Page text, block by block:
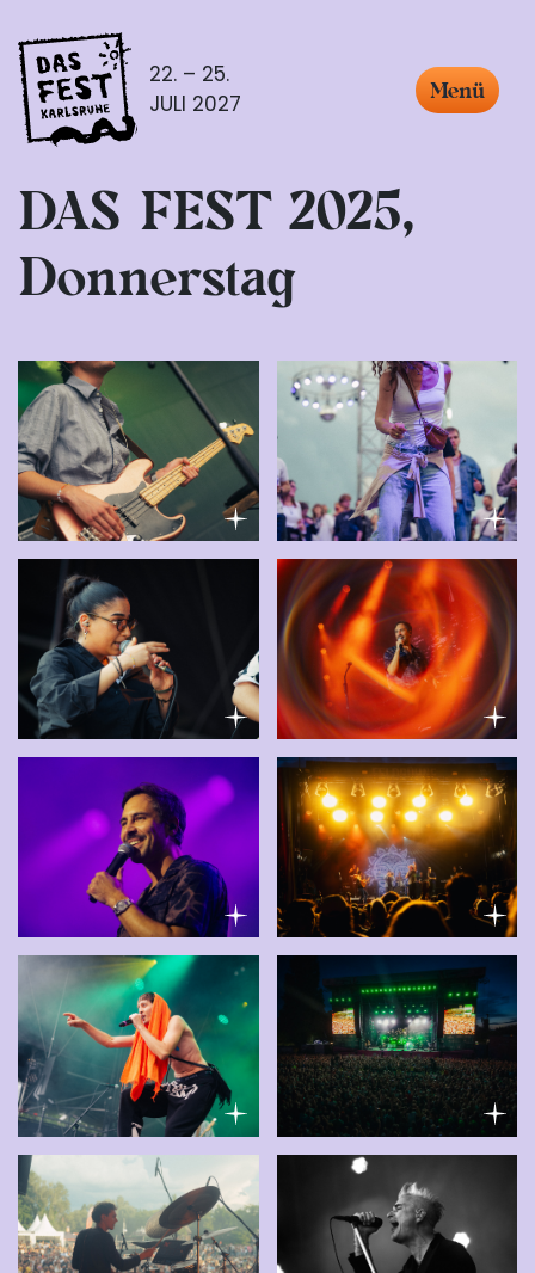
22. – 25.
JULI 2027
Menü
DAS FEST 2025,
Donnerstag